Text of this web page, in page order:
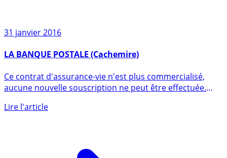
31 janvier 2016
LA BANQUE POSTALE (Cachemire)
aucune nouvelle souscription ne peut être effectuée.